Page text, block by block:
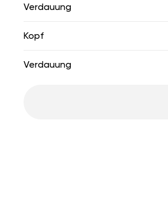
Verdauung
Kopf
Verdauung